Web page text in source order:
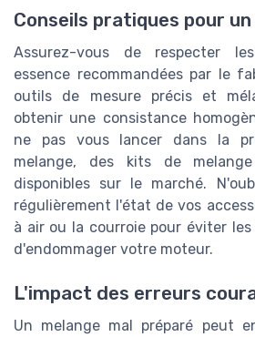
Conseils pratiques pour
Assurez-vous de respecter
essence recommandées par le
outils de mesure précis et
obtenir une consistance
ne pas vous lancer dans la
melange, des kits de
disponibles sur le marché.
régulièrement l'état de vos
à air ou la courroie pour éviter
d'endommager votre moteur.
L'impact des erreurs
Un melange mal préparé peut